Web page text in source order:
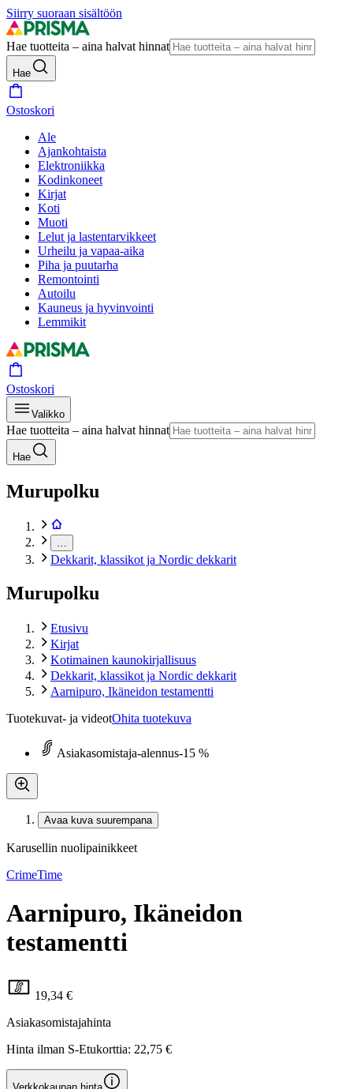
Siirry suoraan sisältöön
Hae tuotteita – aina halvat hinnat
Hae
Ostoskori
Ale
Ajankohtaista
Elektroniikka
Kodinkoneet
Kirjat
Koti
Muoti
Lelut ja lastentarvikkeet
Urheilu ja vapaa-aika
Piha ja puutarha
Remontointi
Autoilu
Kauneus ja hyvinvointi
Lemmikit
Ostoskori
Valikko
Hae tuotteita – aina halvat hinnat
Hae
Murupolku
Dekkarit, klassikot ja Nordic dekkarit
Murupolku
Etusivu
Kirjat
Kotimainen kaunokirjallisuus
Dekkarit, klassikot ja Nordic dekkarit
Aarnipuro, Ikäneidon testamentti
Tuotekuvat- ja videotOhita tuotekuva
Asiakasomistaja-alennus-15 %
Avaa kuva suurempana
Karusellin nuolipainikkeet
CrimeTime
Aarnipuro, Ikäneidon
testamentti
19,34 €
Asiakasomistajahinta
Hinta ilman S-Etukorttia: 22,75 €
Verkkokaupan hinta